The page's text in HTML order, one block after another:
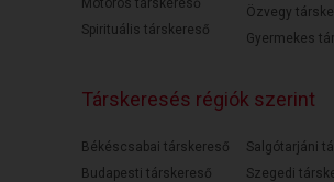
Motoros társkereső
Spirituális társkereső
Özvegy
Gyermekes
Társkeresés régiók szerint
Békéscsabai társkereső
Budapesti társkereső
Salgótarjáni
Szegedi